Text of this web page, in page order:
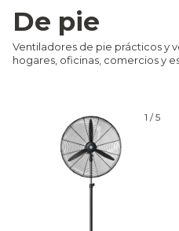
De pie
Ventiladores de pie prácticos y
hogares, oficinas, comercios y
1 /5